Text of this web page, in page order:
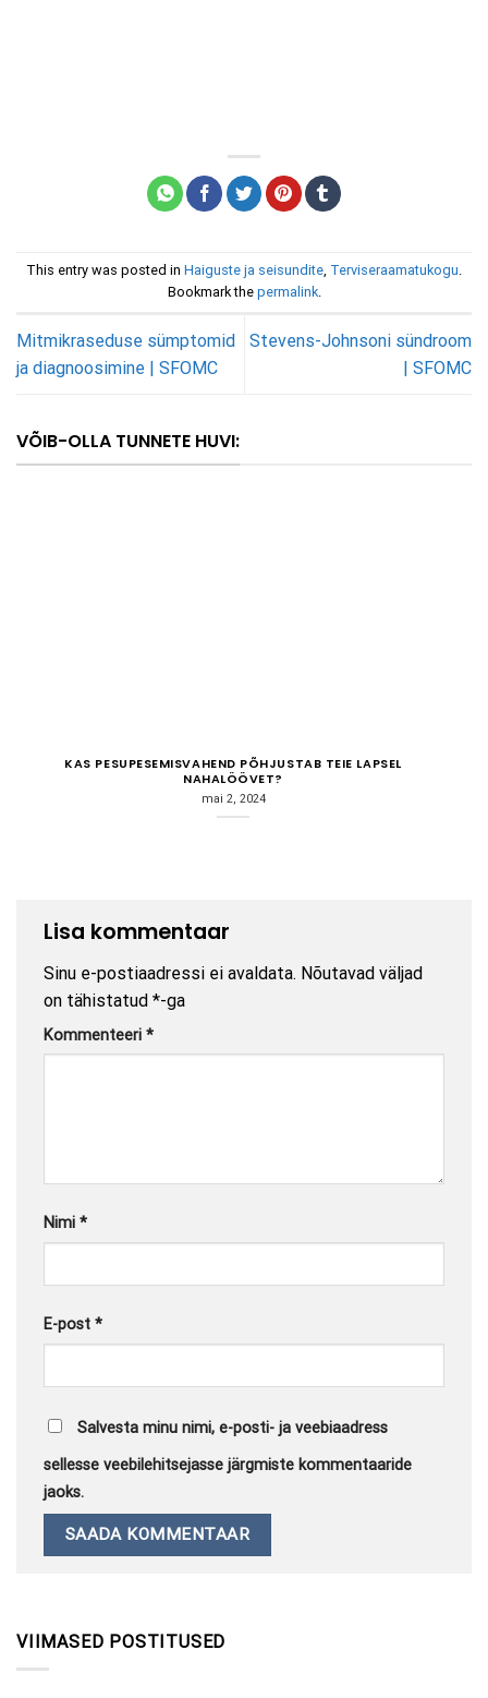
This entry was posted in Haiguste ja seisundite, Terviseraamatukogu.
Bookmark the permalink.
Mitmikraseduse sümptomid
ja diagnoosimine | SFOMC
Stevens-Johnsoni sündroom
| SFOMC
VÕIB-OLLA TUNNETE HUVI:
KAS PESUPESEMISVAHEND PÕHJUSTAB TEIE LAPSEL
NAHALÖÖVET?
mai 2, 2024
Lisa kommentaar
Sinu e-postiaadressi ei avaldata. Nõutavad väljad
on tähistatud *-ga
Kommenteeri *
Nimi *
E-post *
Salvesta minu nimi, e-posti- ja veebiaadress
sellesse veebilehitsejasse järgmiste kommentaaride
jaoks.
VIIMASED POSTITUSED